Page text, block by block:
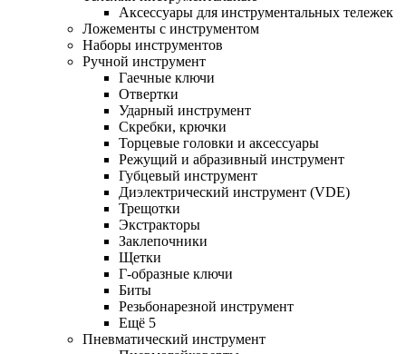
Аксессуары для инструментальных тележек
Ложементы с инструментом
Наборы инструментов
Ручной инструмент
Гаечные ключи
Отвертки
Ударный инструмент
Скребки, крючки
Торцевые головки и аксессуары
Режущий и абразивный инструмент
Губцевый инструмент
Диэлектрический инструмент (VDE)
Трещотки
Экстракторы
Заклепочники
Щетки
Г-образные ключи
Биты
Резьбонарезной инструмент
Ещё 5
Пневматический инструмент